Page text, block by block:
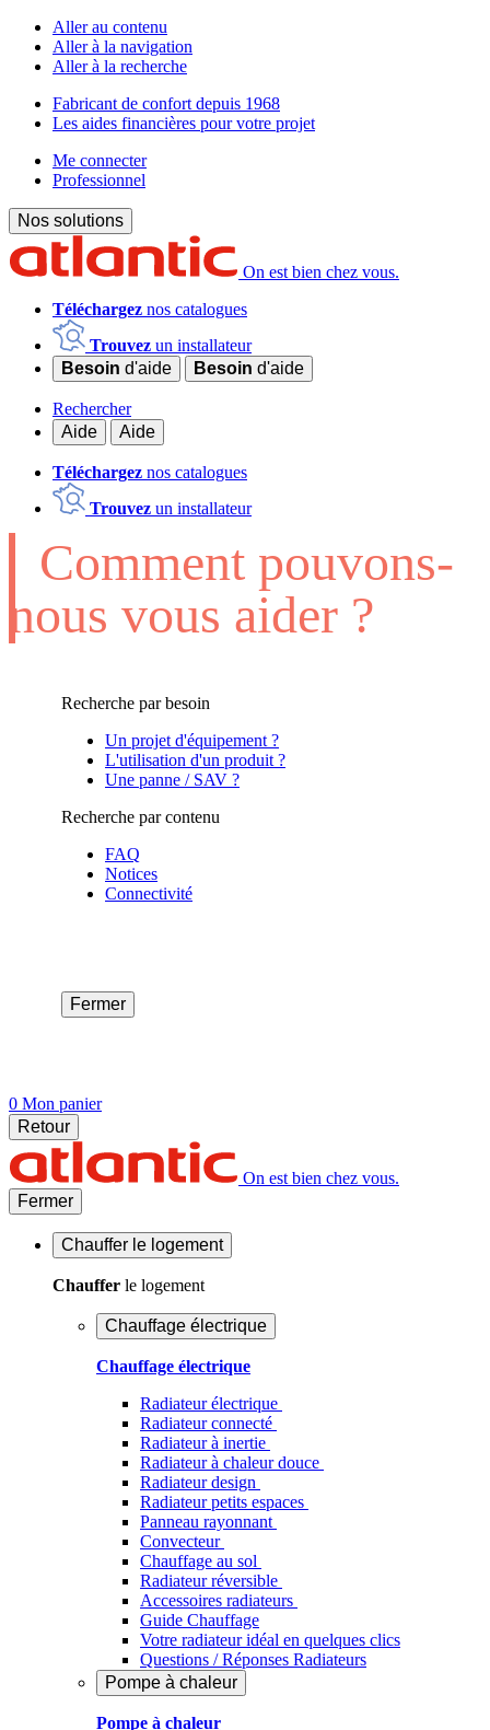
Aller au contenu
Aller à la navigation
Aller à la recherche
Fabricant de confort depuis 1968
Les aides financières pour votre projet
Me connecter
Professionnel
Nos solutions
On est bien chez vous.
Téléchargez nos catalogues
Trouvez un installateur
Besoin d'aide Besoin d'aide
Rechercher
Aide
Aide
Téléchargez nos catalogues
Trouvez un installateur
Comment pouvons-
nous vous aider ?
Recherche par besoin
Un projet d'équipement ?
L'utilisation d'un produit ?
Une panne / SAV ?
Recherche par contenu
FAQ
Notices
Connectivité
Fermer
0 Mon panier
Retour
On est bien chez vous.
Fermer
Chauffer le logement
Chauffer le logement
Chauffage électrique
Chauffage électrique
Radiateur électrique
Radiateur connecté
Radiateur à inertie
Radiateur à chaleur douce
Radiateur design
Radiateur petits espaces
Panneau rayonnant
Convecteur
Chauffage au sol
Radiateur réversible
Accessoires radiateurs
Guide Chauffage
Votre radiateur idéal en quelques clics
Questions / Réponses Radiateurs
Pompe à chaleur
Pompe à chaleur